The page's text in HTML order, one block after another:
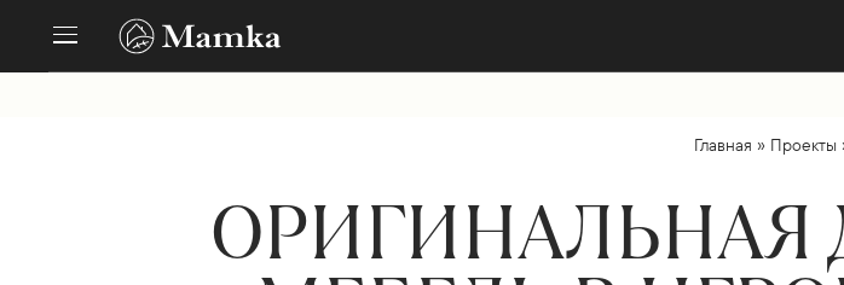
Главная » Проекты
ОРИГИНАЛЬНАЯ